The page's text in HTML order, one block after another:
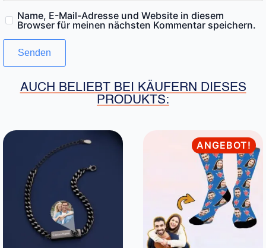
Name, E-Mail-Adresse und Website in diesem
Browser für meinen nächsten Kommentar speichern.
AUCH BELIEBT BEI KÄUFERN DIESES
PRODUKTS:
ANGEBOT!